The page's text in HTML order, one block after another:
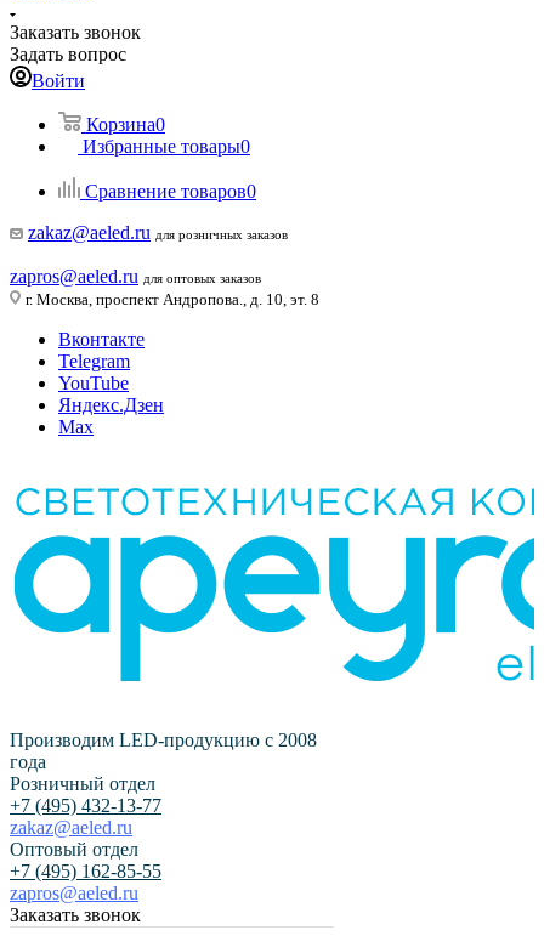
Заказать звонок
Задать вопрос
Войти
Корзина0
Избранные товары0
Сравнение товаров0
zakaz@aeled.ru для розничных заказов
zapros@aeled.ru для оптовых заказов
г. Москва, проспект Андропова., д. 10, эт. 8
Вконтакте
Telegram
YouTube
Яндекс.Дзен
Max
Производим LED-продукцию с 2008
года
Розничный отдел
+7 (495) 432-13-77
zakaz@aeled.ru
Оптовый отдел
+7 (495) 162-85-55
zapros@aeled.ru
Заказать звонок